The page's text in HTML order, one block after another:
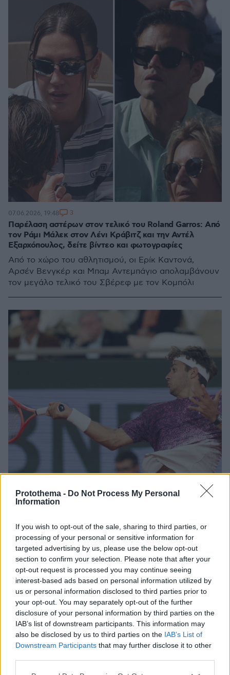
Protothema - Do Not Process My Personal
Information
If you wish to opt-out of the sale, sharing to third parties, or
processing of your personal or sensitive information for
targeted advertising by us, please use the below opt-out
section to confirm your selection. Please note that after your
opt-out request is processed you may continue seeing
interest-based ads based on personal information utilized by
us or personal information disclosed to third parties prior to
your opt-out. You may separately opt-out of the further
disclosure of your personal information by third parties on the
IAB’s list of downstream participants. This information may
also be disclosed by us to third parties on the IAB’s List of
Downstream Participants that may further disclose it to other
Παρέλαση αστέρων στον τελικό του Roland Garros: Από
τον Ράμι Μάλεκ στον Λένι Κράβιτζ και την Αντέλ
Εξαρχόπουλος, δείτε βίντεο και φωτογραφίες
Από το χώρο του αθλητισμού, οι Ερίκ Καντονά,
Αρσέν Βενγκέρ και Μπαμ Αντεμπάγιο απολαμβάνουν
τον μεγάλο τελικό του Σβέρεφ με τον Κομπόλι
07.06.2026, 19:48 3
Αποσύρθηκε από τον ημιτελικό ο Αρνάλντι λόγω ίωσης:
Στον τελικό του Roland Garros άνευ αγώνα ο Κομπόλι
Την Κυριακή ο Ιταλός θα αντιμετωπίσει τον
Αλεξάντερ Σβέρεφ που νίκησε τον Γιάκουμπ Μένσικ
στον πρώτο ημιτελικό της ημέρας
05.06.2026, 19:47